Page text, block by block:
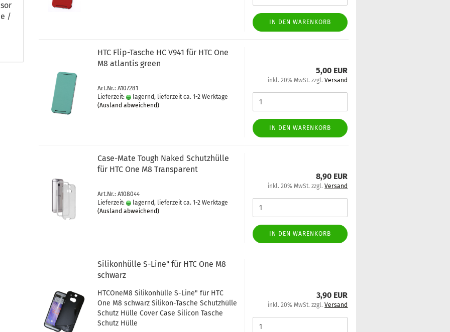
IN DEN WARENKORB
HTC Flip-​Ta­sche HC V941 für HTC One
M8 at­lan­tis green
Art.Nr.: A107281
Lieferzeit:
lagernd, lieferzeit ca. 1-2 Werktage
(Ausland abweichend)
5,00 EUR
inkl. 20% MwSt. zzgl.Versand
IN DEN WARENKORB
Case-​Mate Tough Naked Schutz­hül­le
für HTC One M8 Trans­pa­rent
Art.Nr.: A108044
Lieferzeit:
lagernd, lieferzeit ca. 1-2 Werktage
(Ausland abweichend)
8,90 EUR
inkl. 20% MwSt. zzgl.Versand
IN DEN WARENKORB
Si­li­kon­hül­le S-​Line" für HTC One M8
schwarz
HTCOneM8 Si­li­kon­hül­le S-​Line" für HTC
One M8 schwarz Silikon-​Tasche Schutz­hül­le
Schutz Hülle Cover Case Si­li­con Ta­sche
Schutz Hülle
3,90 EUR
inkl. 20% MwSt. zzgl.Versand
/